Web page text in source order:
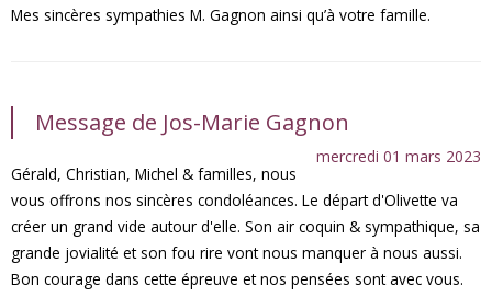
Mes sincères sympathies M. Gagnon ainsi qu’à votre famille.
Message de Jos-Marie Gagnon
mercredi 01 mars 2023
Gérald, Christian, Michel & familles, nous
vous offrons nos sincères condoléances. Le départ d'Olivette va
créer un grand vide autour d'elle. Son air coquin & sympathique, sa
grande jovialité et son fou rire vont nous manquer à nous aussi.
Bon courage dans cette épreuve et nos pensées sont avec vous.